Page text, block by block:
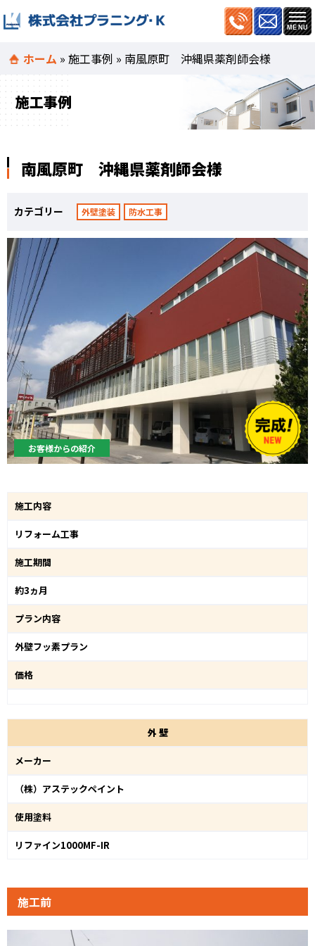
ホーム »施工事例 » 南風原町 沖縄県薬剤師会様
施工事例
南風原町 沖縄県薬剤師会様
カテゴリー 外壁塗装 防水工事
お客様からの紹介
施工内容
リフォーム工事
施工期間
約3ヵ月
プラン内容
外壁フッ素プラン
価格
外壁
メーカー
（株）アステックペイント
使用塗料
リファイン1000MF-IR
施工前